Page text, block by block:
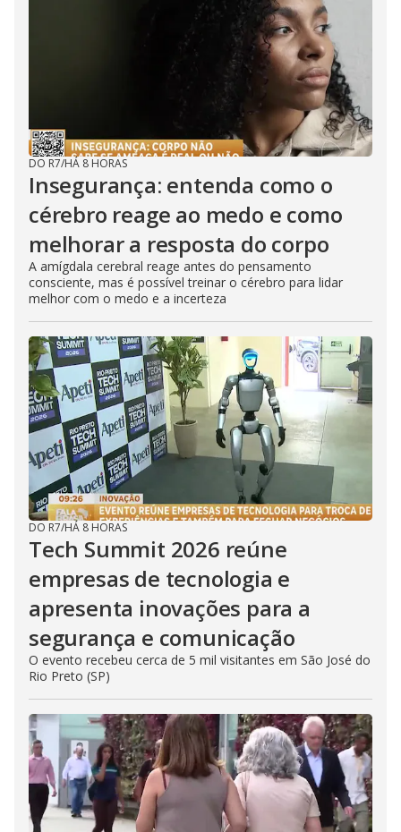
DO R7/HÁ 8 HORAS
Insegurança: entenda como o
cérebro reage ao medo e como
melhorar a resposta do corpo
A amígdala cerebral reage antes do pensamento
consciente, mas é possível treinar o cérebro para lidar
melhor com o medo e a incerteza
DO R7/HÁ 8 HORAS
Tech Summit 2026 reúne
empresas de tecnologia e
apresenta inovações para a
segurança e comunicação
O evento recebeu cerca de 5 mil visitantes em São José do
Rio Preto (SP)